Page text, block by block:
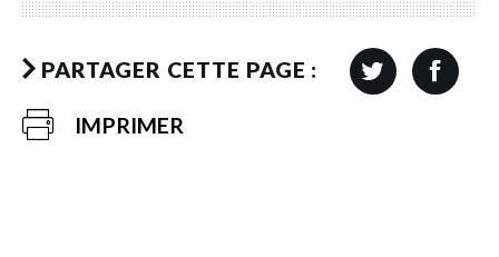
PARTAGER CETTE PAGE :
IMPRIMER